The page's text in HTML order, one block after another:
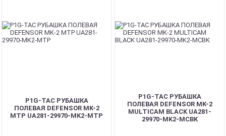
P1G-TAC РУБАШКА
ПОЛЕВАЯ DEFENSOR MK-2
MTP UA281-29970-MK2-MTP
P1G-TAC РУБАШКА
ПОЛЕВАЯ DEFENSOR MK-2
MULTICAM BLACK UA281-
29970-MK2-MCBK